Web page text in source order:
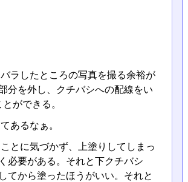
ラしたところの写真を撮る余裕が
分を外し、クチバシへの配線をい
ができる。
あるなぁ。
とに気づかず、上塗りしてしまっ
必要がある。それと下クチバシ
てから塗ったほうがいい。それと